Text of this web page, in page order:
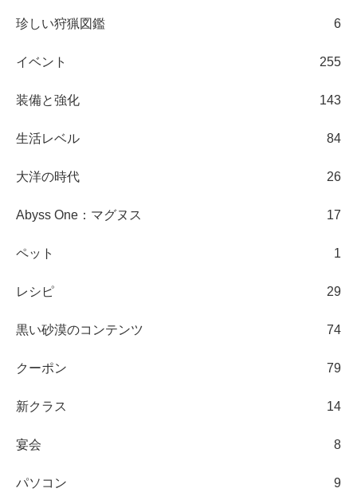
珍しい狩猟図鑑 6
イベント 255
装備と強化 143
生活レベル 84
大洋の時代 26
Abyss One：マグヌス 17
ペット 1
レシピ 29
黒い砂漠のコンテンツ 74
クーポン 79
新クラス 14
宴会 8
パソコン 9